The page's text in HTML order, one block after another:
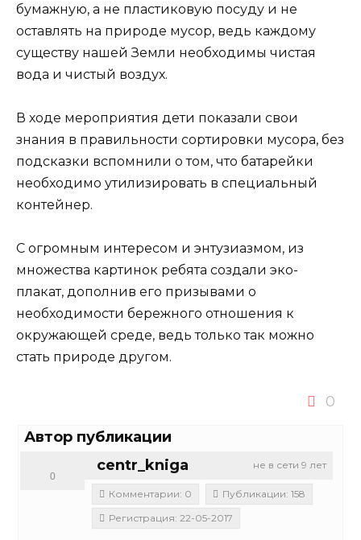
бумажную, а не пластиковую посуду и не
оставлять на природе мусор, ведь каждому
существу нашей Земли необходимы чистая
вода и чистый воздух.
В ходе мероприятия дети показали свои
знания в правильности сортировки мусора, без
подсказки вспомнили о том, что батарейки
необходимо утилизировать в специальный
контейнер.
С огромным интересом и энтузиазмом, из
множества картинок ребята создали эко-
плакат, дополнив его призывами о
необходимости бережного отношения к
окружающей среде, ведь только так можно
стать природе другом.
0
Автор публикации
не в сети 9 лет
centr_kniga
0
Комментарии: 0
Публикации: 158
Регистрация: 22-05-2017